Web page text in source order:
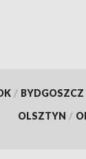
/ BYDGOSZCZ
OLSZTYN /